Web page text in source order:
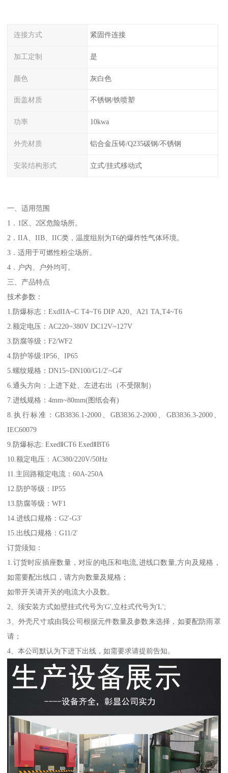
连接方式 紧固件连接
加工定制 是
颜色 灰白色
面盖材质 不锈钢/铁喷塑
功率 10kwa
外壳材质 铝合金压铸/Q235碳钢/不锈钢
安装结构形式 立式/挂式移动式
一、适用范围
1．1区、2区危险场所。
2．IIA、IIB、IIC类，温度组别为T6的爆炸性气体环境。
3．适用于可燃性粉尘场所。
4．户内、户外均可。
三、产品特点
技术参数：
1.防爆标志：ExdIIA~C T4~T6 DIP A20、A21 TA,T4~T6
2.额定电压：AC220~380V DC12V~127V
3.防腐等级：F2/WF2
4.防护等级:IP56、IP65
5.螺纹规格：DN15~DN100/G1/2′~G4′
6.通头方向：上进下处、左进右出（不受限制）
7.进线规格：4mm~80mm(图纸会有)
8.执行标准：GB3836.1-2000、GB3836.2-2000、GB3836.3-2000、
IEC60079
9.防爆标志: ExedⅡCT6 ExedⅡBT6
10.额定电压：AC380/220V/50Hz
11.主回路额定电流：60A-250A
12.防护等级：IP55
13.防腐等级：WF1
14.进线口规格：G2'-G3'
15.出线口规格：G11/2'
订货须知：
1.订货时应插座数量，对应的电压和电流,进线口数量,方向及规格，
如需要配出线口，请方向数量及规格；
如带开关请开关的电流大小及数。
2、须安装方式如壁挂式代号为'G',立柱式代号为'L';
3、外壳尺寸或由我公司根据元件数量及参数来选择，如要配防雨罩
请；
4、本公司默认为下进下出线，如需要求请提前告知。